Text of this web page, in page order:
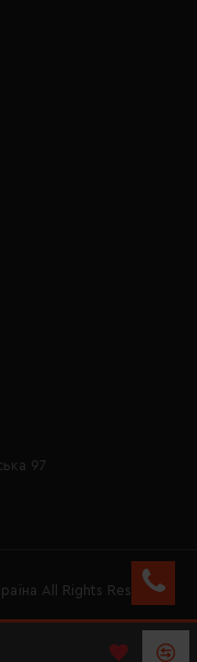
97
All Rights Reserved